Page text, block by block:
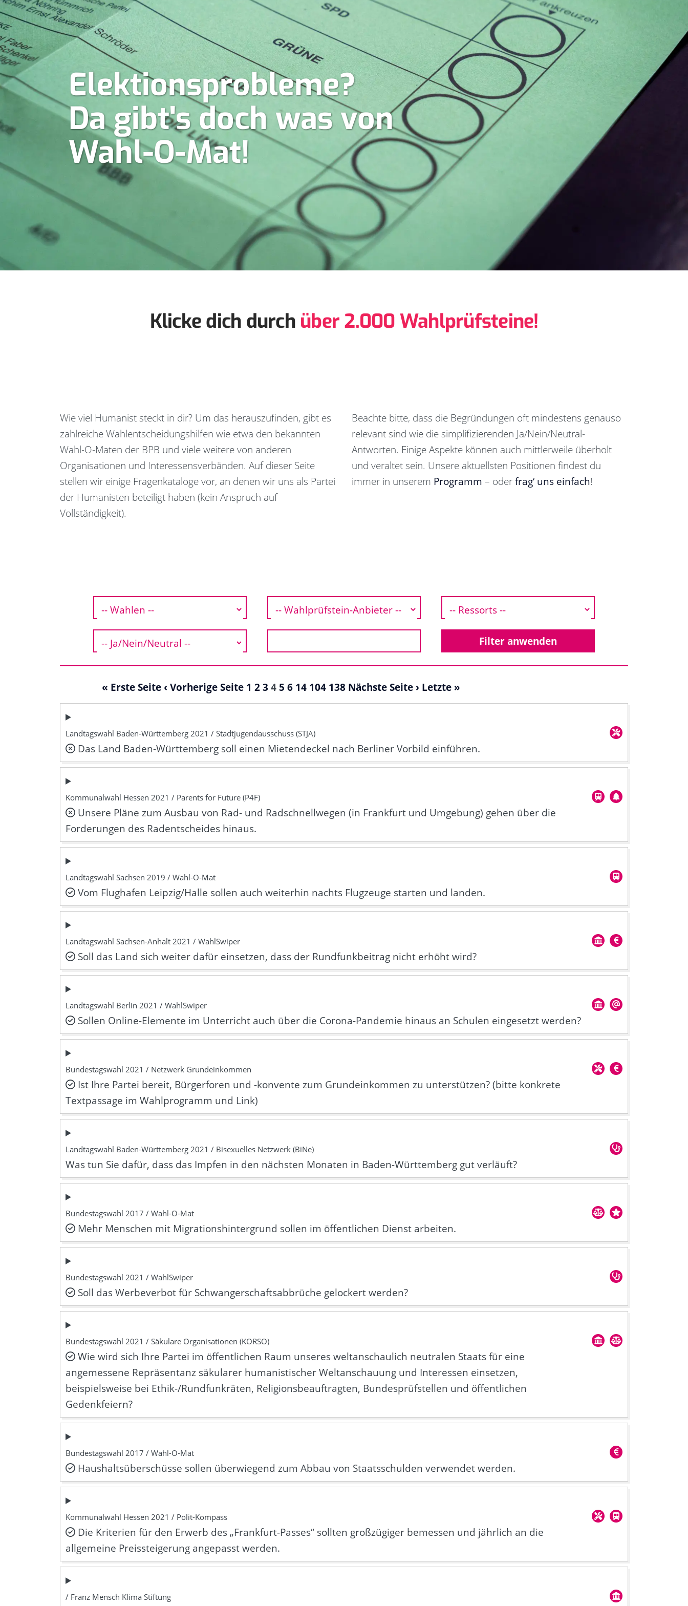
Elektionsprobleme?
Da gibt's doch was von
Wahl-O-Mat!
Klicke dich durch über 2.000 Wahlprüfsteine!
Wie viel Humanist steckt in dir? Um das herauszufinden, gibt es
zahlreiche Wahlentscheidungshilfen wie etwa den bekannten
Wahl-O-Maten der BPB und viele weitere von anderen
Organisationen und Interessensverbänden. Auf dieser Seite
stellen wir einige Fragenkataloge vor, an denen wir uns als Partei
der Humanisten beteiligt haben (kein Anspruch auf
Vollständigkeit).
Beachte bitte, dass die Begründungen oft mindestens genauso
relevant sind wie die simplifizierenden Ja/Nein/Neutral-
Antworten. Einige Aspekte können auch mittlerweile überholt
und veraltet sein. Unsere aktuellsten Positionen findest du
immer in unserem Programm – oderfrag‘ uns einfach!
« Erste Seite‹ Vorherige Seite 1 23 4 5 6 14 104 138 Nächste Seite › Letzte »
Landtagswahl Baden-Württemberg 2021 / Stadtjugendausschuss (STJA)
Das Land Baden-Württemberg soll einen Mietendeckel nach Berliner Vorbild einführen.
Kommunalwahl Hessen 2021 / Parents for Future (P4F)
Unsere Pläne zum Ausbau von Rad- und Radschnellwegen (in Frankfurt und Umgebung) gehen über die
Forderungen des Radentscheides hinaus.
Landtagswahl Sachsen 2019 / Wahl-O-Mat
Vom Flughafen Leipzig/Halle sollen auch weiterhin nachts Flugzeuge starten und landen.
Landtagswahl Sachsen-Anhalt 2021 / WahlSwiper
Soll das Land sich weiter dafür einsetzen, dass der Rundfunkbeitrag nicht erhöht wird?
Landtagswahl Berlin 2021 / WahlSwiper
Sollen Online-Elemente im Unterricht auch über die Corona-Pandemie hinaus an Schulen eingesetzt werden?
Bundestagswahl 2021 / Netzwerk Grundeinkommen
Ist Ihre Partei bereit, Bürgerforen und -konvente zum Grundeinkommen zu unterstützen? (bitte konkrete
Textpassage im Wahlprogramm und Link)
Landtagswahl Baden-Württemberg 2021 / Bisexuelles Netzwerk (BiNe)
Was tun Sie dafür, dass das Impfen in den nächsten Monaten in Baden-Württemberg gut verläuft?
Bundestagswahl 2017 / Wahl-O-Mat
Mehr Menschen mit Migrationshintergrund sollen im öffentlichen Dienst arbeiten.
Bundestagswahl 2021 / WahlSwiper
Soll das Werbeverbot für Schwangerschaftsabbrüche gelockert werden?
Bundestagswahl 2021 / Säkulare Organisationen (KORSO)
Wie wird sich Ihre Partei im öffentlichen Raum unseres weltanschaulich neutralen Staats für eine
angemessene Repräsentanz säkularer humanistischer Weltanschauung und Interessen einsetzen,
beispielsweise bei Ethik-/Rundfunkräten, Religionsbeauftragten, Bundesprüfstellen und öffentlichen
Gedenkfeiern?
Bundestagswahl 2017 / Wahl-O-Mat
Haushaltsüberschüsse sollen überwiegend zum Abbau von Staatsschulden verwendet werden.
Kommunalwahl Hessen 2021 / Polit-Kompass
Die Kriterien für den Erwerb des „Frankfurt-Passes“ sollten großzügiger bemessen und jährlich an die
allgemeine Preissteigerung angepasst werden.
/ Franz Mensch Klima Stiftung